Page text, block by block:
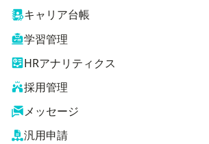
キャリア台帳
学習管理
HRアナリティクス
採用管理
メッセージ
汎用申請